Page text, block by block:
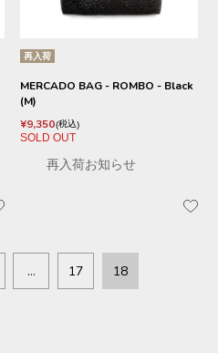
再入荷
MERCADO BAG - ROMBO - Black
(M)
¥9,350 税込
SOLD OUT
再入荷お知らせ
… 17 18